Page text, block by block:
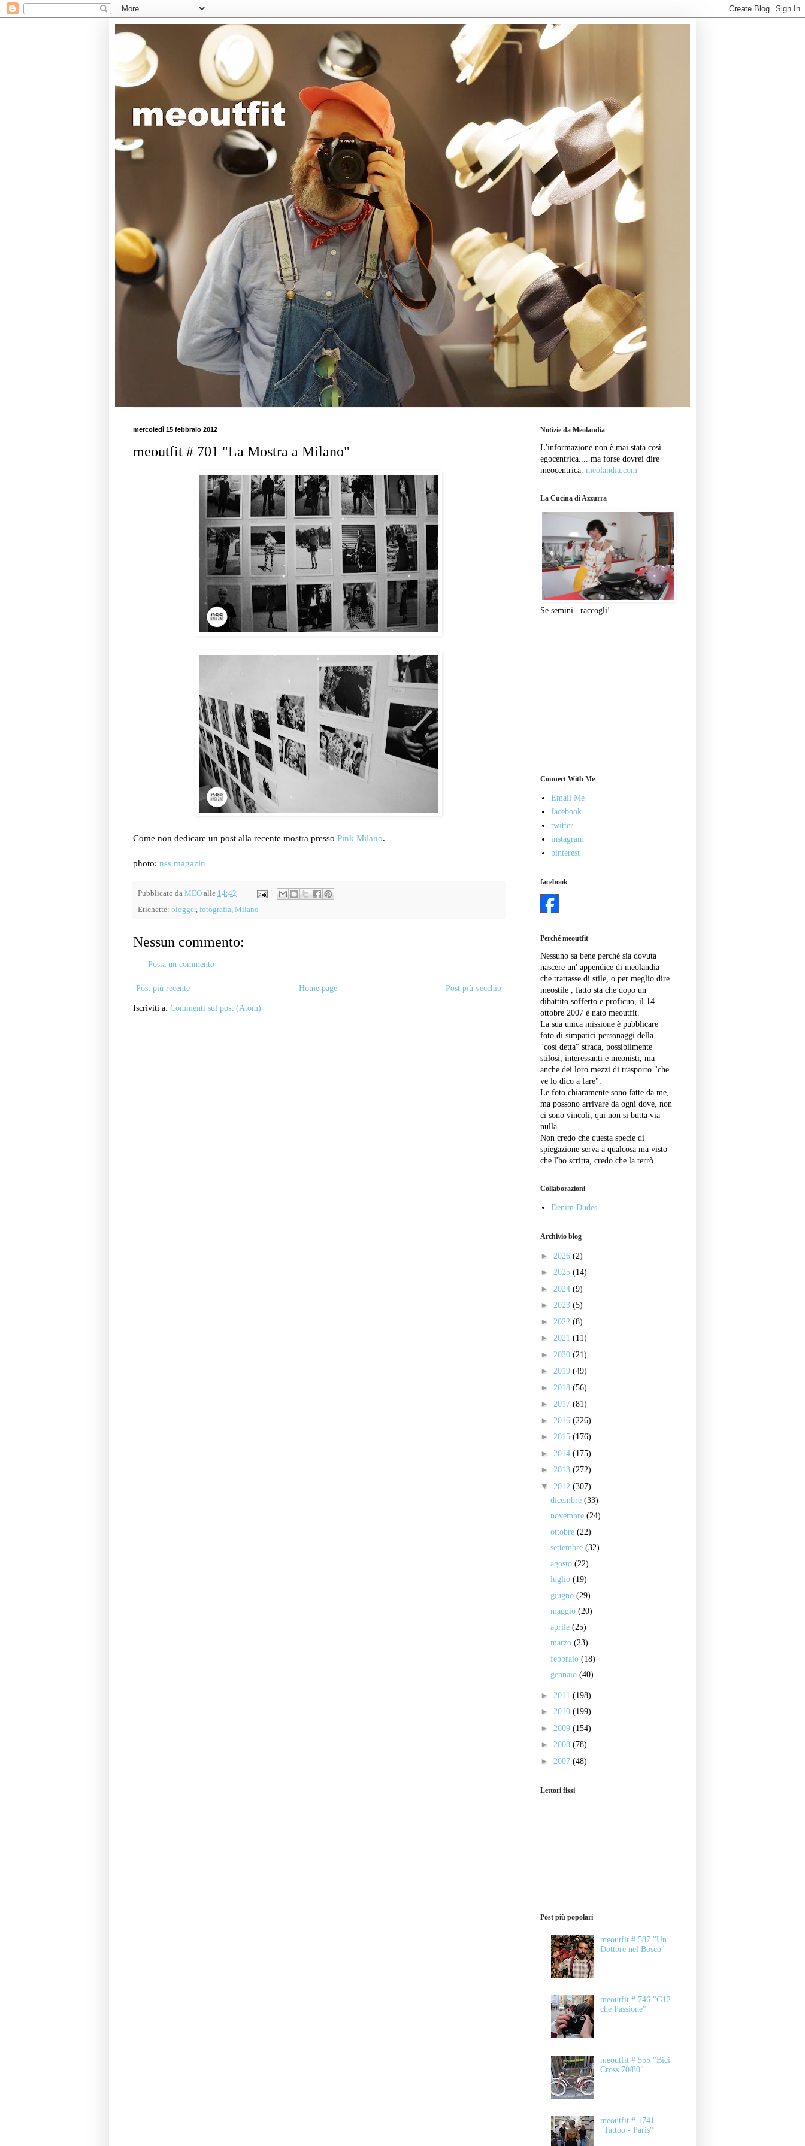
mercoledì 15 febbraio 2012
meoutfit # 701 "La Mostra a Milano"
Come non dedicare un post alla recente mostra presso Pink Milano.
photo: nss magazin
Pubblicato da MEO alle 14:42
Etichette: blogger, fotografia, Milano
Nessun commento:
Posta un commento
Post più recente Post più vecchio
Home page
Iscriviti a: Commenti sul post (Atom)
Notizie da Meolandia
L'informazione non è mai stata così
egocentrica.... ma forse dovrei dire
meocentrica. meolandia.com
La Cucina di Azzurra
Se semini...raccogli!
Connect With Me
Email Me
facebook
twitter
instagram
pinterest
facebook
Perché meoutfit
Nessuno sa bene perché sia dovuta
nascere un' appendice di meolandia
che trattasse di stile, o per meglio dire
meostile , fatto sta che dopo un
dibattito sofferto e proficuo, il 14
ottobre 2007 è nato meoutfit.
La sua unica missione è pubblicare
foto di simpatici personaggi della
"così detta" strada, possibilmente
stilosi, interessanti e meonisti, ma
anche dei loro mezzi di trasporto "che
ve lo dico a fare".
Le foto chiaramente sono fatte da me,
ma possono arrivare da ogni dove, non
ci sono vincoli, qui non si butta via
nulla.
Non credo che questa specie di
spiegazione serva a qualcosa ma visto
che l'ho scritta, credo che la terrò.
Collaborazioni
Denim Dudes
Archivio blog
► 2026 (2)
► 2025 (14)
► 2024 (9)
► 2023 (5)
► 2022 (8)
► 2021 (11)
► 2020 (21)
► 2019 (49)
► 2018 (56)
► 2017 (81)
► 2016 (226)
► 2015 (176)
► 2014 (175)
► 2013 (272)
▼ 2012 (307)
dicembre (33)
novembre (24)
ottobre (22)
settembre (32)
agosto (22)
luglio (19)
giugno (29)
maggio (20)
aprile (25)
marzo (23)
febbraio (18)
gennaio (40)
► 2011 (198)
► 2010 (199)
► 2009 (154)
► 2008 (78)
► 2007 (48)
Lettori fissi
Post più popolari
meoutfit # 587 "Un
Dottore nel Bosco"
meoutfit # 746 "G12
che Passione"
meoutfit # 555 "Bici
Cross 70/80"
meoutfit # 1741
"Tattoo - Paris"